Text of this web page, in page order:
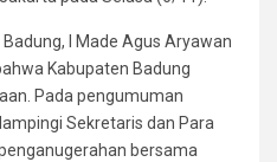
I Made Agus Aryawan
Kabupaten Badung
Pada pengumuman
Sekretaris dan Para
bersama